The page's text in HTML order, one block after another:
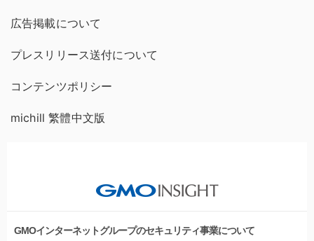
広告掲載について
プレスリリース送付について
コンテンツポリシー
michill 繁體中文版
GMOインターネットグループのセキュリティ事業について